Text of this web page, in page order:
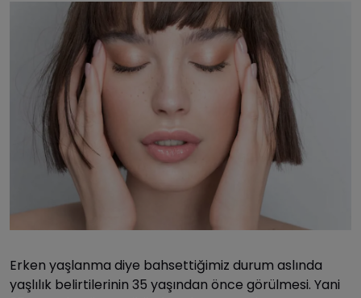
Erken yaşlanma diye bahsettiğimiz durum aslında
yaşlılık belirtilerinin 35 yaşından önce görülmesi. Yani